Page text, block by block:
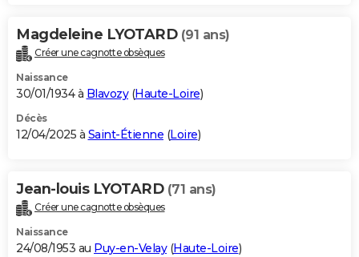
Magdeleine LYOTARD (91 ans)
Créer une cagnotte obsèques
Naissance
30/01/1934 à Blavozy(Haute-Loire)
Décès
12/04/2025 à Saint-Étienne (Loire)
Jean-louis LYOTARD (71 ans)
Créer une cagnotte obsèques
Naissance
24/08/1953 au Puy-en-Velay(Haute-Loire)